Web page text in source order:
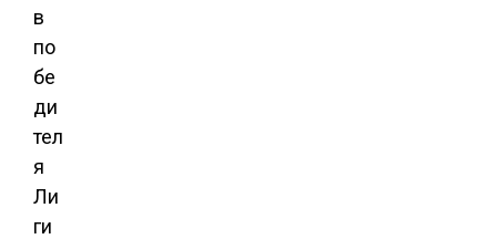
в
по
бе
ди
тел
я
Ли
ги